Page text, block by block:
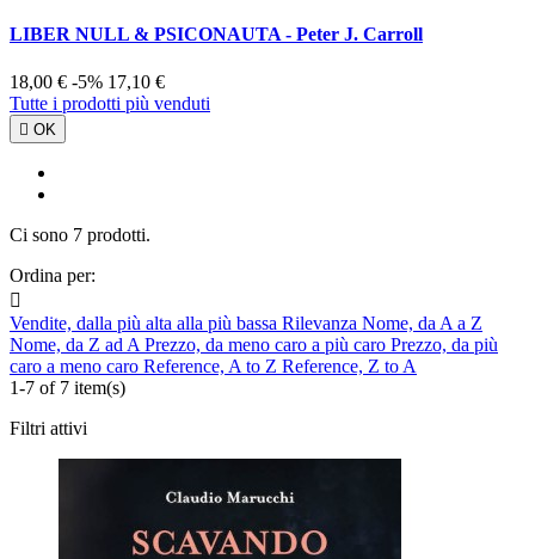
LIBER NULL & PSICONAUTA - Peter J. Carroll
18,00 € -5% 17,10 €
Tutte i prodotti più venduti
 OK
Ci sono 7 prodotti.
Ordina per:

Vendite, dalla più alta alla più bassa Rilevanza Nome, da A a Z
Nome, da Z ad A Prezzo, da meno caro a più caro Prezzo, da più
caro a meno caro Reference, A to Z Reference, Z to A
1-7 of 7 item(s)
Filtri attivi